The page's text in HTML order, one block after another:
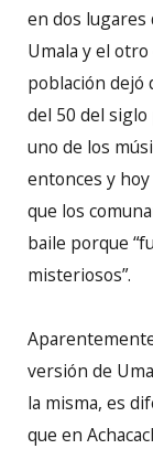
en dos lugares
Umala y el
población dejó
del 50 del siglo
uno de los
entonces y
que los
baile porque
misteriosos”.
versión de
la misma, es
que en